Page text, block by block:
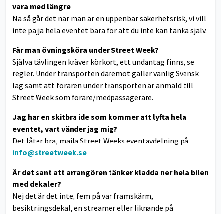
vara med längre
Nä så går det när man är en uppenbar säkerhetsrisk, vi vill
inte pajja hela eventet bara för att du inte kan tänka själv.
Får man övningsköra under Street Week?
Själva tävlingen kräver körkort, ett undantag finns, se
regler. Under transporten däremot gäller vanlig Svensk
lag samt att föraren under transporten är anmäld till
Street Week som förare/medpassagerare.
Jag har en skitbra ide som kommer att lyfta hela
eventet, vart vänder jag mig?
Det låter bra, maila Street Weeks eventavdelning på
info@streetweek.se
Är det sant att arrangören tänker kladda ner hela bilen
med dekaler?
Nej det är det inte, fem på var framskärm,
besiktningsdekal, en streamer eller liknande på